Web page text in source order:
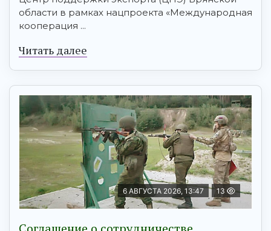
области в рамках нацпроекта «Международная
кооперация ...
Читать далее
6 АВГУСТА 2026, 13:47 13